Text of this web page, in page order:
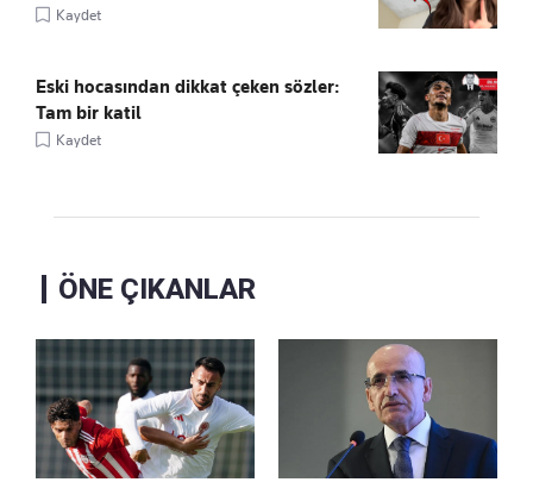
Kaydet
Eski hocasından dikkat çeken sözler:
Tam bir katil
Kaydet
ÖNE ÇIKANLAR